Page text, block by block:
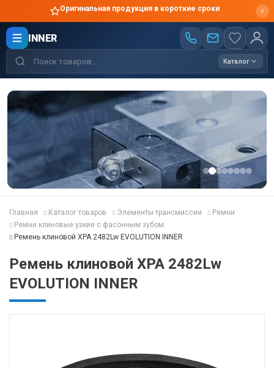
Оригинальная продукция в короткие сроки
INNER
Каталог
Главная Каталог товаров Элементы трансмиссии
Ремни
Ремни клиновые узкие с фасонным зубом
Ремень клиновой XPA 2482Lw EVOLUTION INNER
Ремень клиновой XPA 2482Lw
EVOLUTION INNER